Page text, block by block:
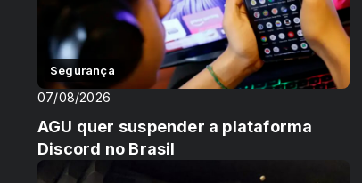
Segurança
07/08/2026
AGU quer suspender a plataforma
Discord no Brasil